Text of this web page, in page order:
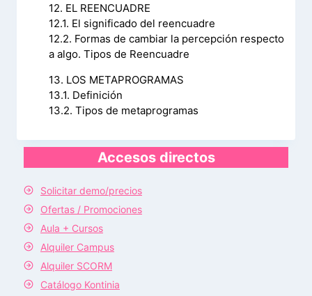
12. EL REENCUADRE
12.1. El significado del reencuadre
12.2. Formas de cambiar la percepción respecto
a algo. Tipos de Reencuadre
13. LOS METAPROGRAMAS
13.1. Definición
13.2. Tipos de metaprogramas
Accesos directos
Solicitar demo/precios
Ofertas / Promociones
Aula + Cursos
Alquiler Campus
Alquiler SCORM
Catálogo Kontinia